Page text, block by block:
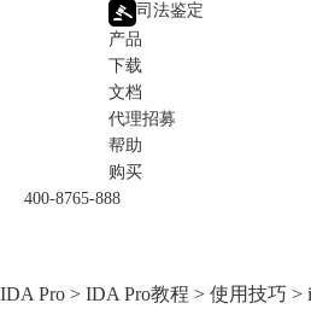
司法鉴定
产品
下载
文档
代理招募
帮助
购买
400-8765-888
IDA Pro > IDA Pro教程 > 使用技巧 >